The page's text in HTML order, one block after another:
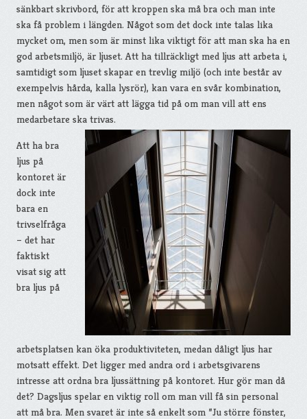
sänkbart skrivbord, för att kroppen ska må bra och man inte
ska få problem i längden. Något som det dock inte talas lika
mycket om, men som är minst lika viktigt för att man ska ha en
god arbetsmiljö, är ljuset. Att ha tillräckligt med ljus att arbeta i,
samtidigt som ljuset skapar en trevlig miljö (och inte består av
exempelvis hårda, kalla lysrör), kan vara en svår kombination,
men något som är värt att lägga tid på om man vill att ens
medarbetare ska trivas.
Att ha bra
ljus på
kontoret är
dock inte
bara en
trivselfråga
– det har
faktiskt
visat sig att
bra ljus på
arbetsplatsen kan öka produktiviteten, medan dåligt ljus har
motsatt effekt. Det ligger med andra ord i arbetsgivarens
intresse att ordna bra ljussättning på kontoret. Hur gör man då
det? Dagsljus spelar en viktig roll om man vill få sin personal
att må bra. Men svaret är inte så enkelt som ”Ju större fönster,